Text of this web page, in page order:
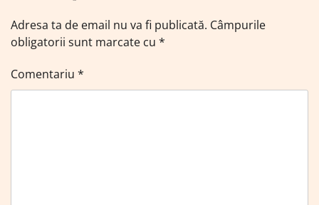
Adresa ta de email nu va fi publicată. Câmpurile
obligatorii sunt marcate cu *
Comentariu *